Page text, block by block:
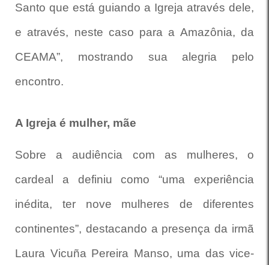
Santo que está guiando a Igreja através dele,
e através, neste caso para a Amazônia, da
CEAMA”, mostrando sua alegria pelo
encontro.
A Igreja é mulher, mãe
Sobre a audiência com as mulheres, o
cardeal a definiu como “uma experiência
inédita, ter nove mulheres de diferentes
continentes”, destacando a presença da irmã
Laura Vicuña Pereira Manso, uma das vice-